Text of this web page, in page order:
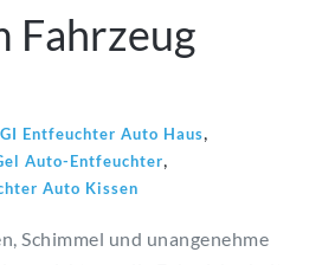
Fahrzeug
Entfeuchter Auto Haus,
Auto-Entfeuchter,
Auto Kissen
Schimmel und unangenehme